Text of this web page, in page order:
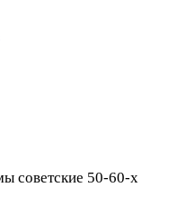
советские 50-60-х